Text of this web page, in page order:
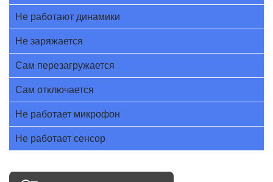
Не работают динамики
Не заряжается
Сам перезагружается
Сам отключается
Не работает микрофон
Не работает сенсор